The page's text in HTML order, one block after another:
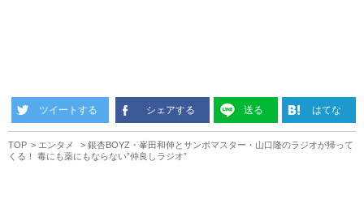
ツイートする シェアする 送る はてな
TOP エンタメ
銀杏BOYZ・峯田和伸とサンボマスター・山口隆のラジオが帰って
くる！ 毒にも薬にもならない”仲良しラジオ”